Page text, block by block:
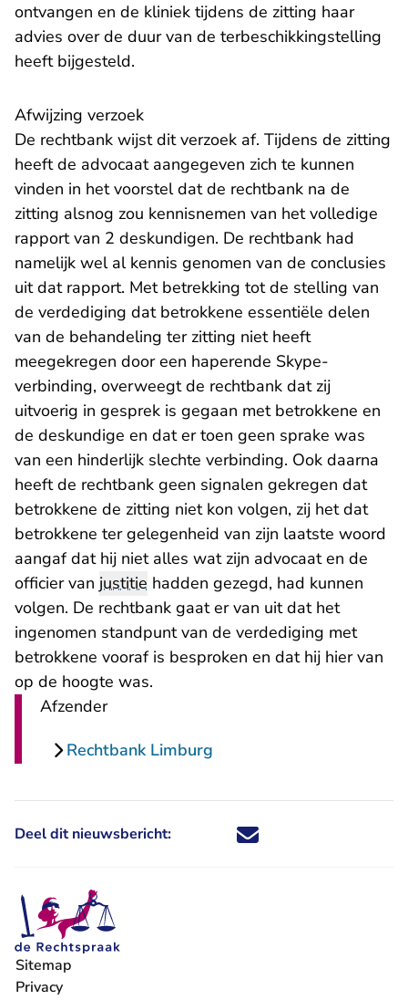
ontvangen en de kliniek tijdens de zitting haar
advies over de duur van de terbeschikkingstelling
heeft bijgesteld.
Afwijzing verzoek
De rechtbank wijst dit verzoek af. Tijdens de zitting
heeft de advocaat aangegeven zich te kunnen
vinden in het voorstel dat de rechtbank na de
zitting alsnog zou kennisnemen van het volledige
rapport van 2 deskundigen. De rechtbank had
namelijk wel al kennis genomen van de conclusies
uit dat rapport. Met betrekking tot de stelling van
de verdediging dat betrokkene essentiële delen
van de behandeling ter zitting niet heeft
meegekregen door een haperende Skype-
verbinding, overweegt de rechtbank dat zij
uitvoerig in gesprek is gegaan met betrokkene en
de deskundige en dat er toen geen sprake was
van een hinderlijk slechte verbinding. Ook daarna
heeft de rechtbank geen signalen gekregen dat
betrokkene de zitting niet kon volgen, zij het dat
betrokkene ter gelegenheid van zijn laatste woord
aangaf dat hij niet alles wat zijn advocaat en de
officier van justitie hadden gezegd, had kunnen
volgen. De rechtbank gaat er van uit dat het
ingenomen standpunt van de verdediging met
betrokkene vooraf is besproken en dat hij hier van
op de hoogte was.
Afzender
Rechtbank Limburg
Deel dit nieuwsbericht: Deel dit nieuwsbericht via X -
Deel dit nieuwsbericht via
Deel dit nieuwsbericht
Deel dit
Sitemap
Privacy